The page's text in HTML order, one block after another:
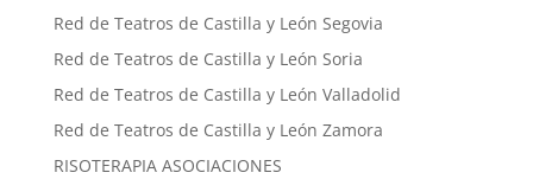
Red de Teatros de Castilla y León Segovia
Red de Teatros de Castilla y León Soria
Red de Teatros de Castilla y León Valladolid
Red de Teatros de Castilla y León Zamora
RISOTERAPIA ASOCIACIONES